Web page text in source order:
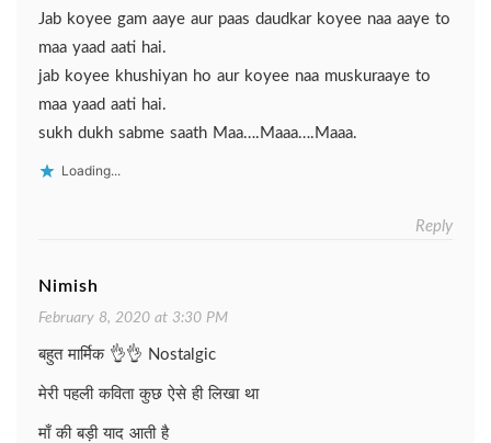
Jab koyee gam aaye aur paas daudkar koyee naa aaye to
maa yaad aati hai.
jab koyee khushiyan ho aur koyee naa muskuraaye to
maa yaad aati hai.
sukh dukh sabme saath Maa….Maaa….Maaa.
Loading...
Reply
Nimish
February 8, 2020 at 3:30 PM
बहुत मार्मिक 👌👌 Nostalgic
मेरी पहली कविता कुछ ऐसे ही लिखा था
माँ की बड़ी याद आती है